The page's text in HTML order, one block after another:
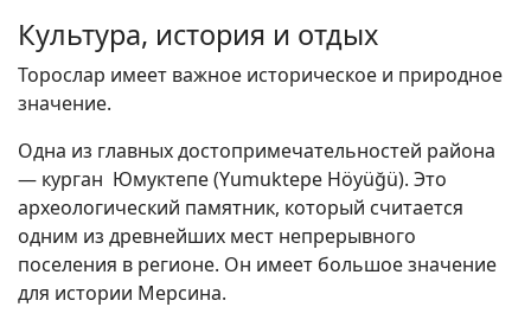
Культура, история и отдых
Торослар имеет важное историческое и природное
значение.
Одна из главных достопримечательностей района
— курган Юмуктепе (Yumuktepe Höyüğü). Это
археологический памятник, который считается
одним из древнейших мест непрерывного
поселения в регионе. Он имеет большое значение
для истории Мерсина.